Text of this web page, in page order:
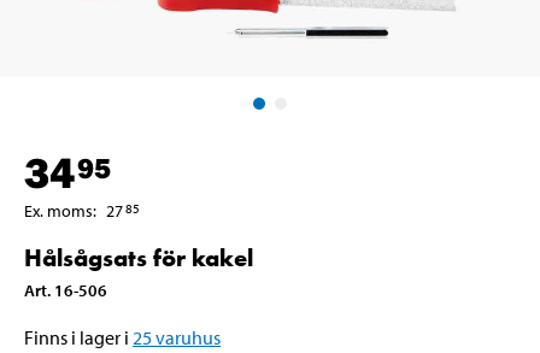
3495
Ex. moms: 2785
Hålsågsats för kakel
Art. 16-506
Finns i lager i 25varuhus